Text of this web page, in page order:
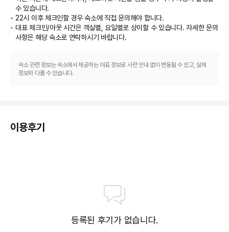
고, 시설 내에서 무료 셀프 주차도 가능합니다.
수 있습니다.
22시 이후 체크인할 경우 숙소에 직접 문의해야 합니다.
대표 체크인/아웃 시간은 객실별, 요일별로 상이할 수 있습니다. 자세한 문의
사항은 해당 숙소로 연락하시기 바랍니다.
숙소 관련 정보는 숙소에서 제공하는 대표 정보로 사전 안내 없이 변동될 수 있고, 실제
정보와 다를 수 있습니다.
이용후기
등록된 후기가 없습니다.